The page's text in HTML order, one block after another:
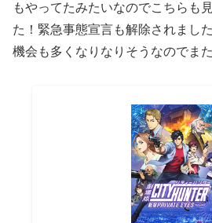
もやってたみたいなのでこちらも
た！緊急事態宣言も解除されまし
機会も多くなりなりそうなのでま